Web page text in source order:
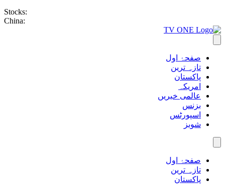
Stocks:
China:
صفحۂ اول
تازہ ترین
پاکستان
امریکہ
عالمی خبریں
بزنس
اسپورٹس
شوبز
صفحۂ اول
تازہ ترین
پاکستان